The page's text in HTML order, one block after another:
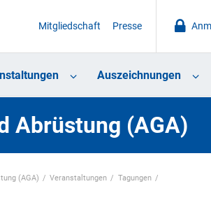
Mitgliedschaft Presse
Auszeichnungen
Abrüstung (AGA)
(AGA) Veranstaltungen
Tagungen